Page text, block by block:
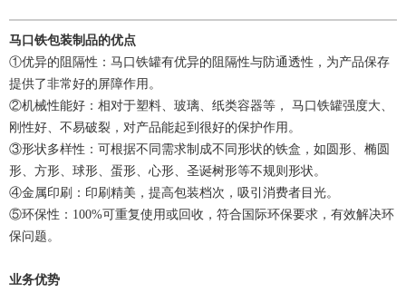
马口铁包装制品的优点
①优异的阻隔性：马口铁罐有优异的阻隔性与防通透性，为产品保存
提供了非常好的屏障作用。
②机械性能好：相对于塑料、玻璃、纸类容器等， 马口铁罐强度大、
刚性好、不易破裂，对产品能起到很好的保护作用。
③形状多样性：可根据不同需求制成不同形状的铁盒，如圆形、椭圆
形、方形、球形、蛋形、心形、圣诞树形等不规则形状。
④金属印刷：印刷精美，提高包装档次，吸引消费者目光。
⑤环保性：100%可重复使用或回收，符合国际环保要求，有效解决环
保问题。
业务优势